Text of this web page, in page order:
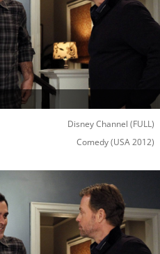
Disney Channel (FULL)
Comedy(USA 2012)